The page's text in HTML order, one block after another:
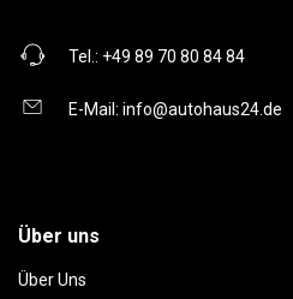
Tel.: +49 89 70 80 84 84
E-Mail: info@autohaus24.de
Über uns
Über Uns